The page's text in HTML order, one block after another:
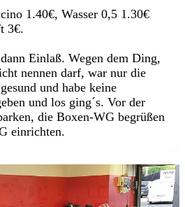
1.40€, Wasser 0,5 1.30€
3€.
Einlaß. Wegen dem Ding,
nennen darf, war nur die
und habe keine
und los ging´s. Vor der
die Boxen-WG begrüßen
einrichten.